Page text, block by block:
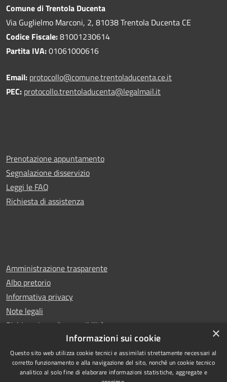
Comune di Trentola Ducenta
Via Guglielmo Marconi, 2, 81038 Trentola Ducenta CE
Codice Fiscale:81001230614
Partita IVA:01061000616
Email: protocollo@comune.trentoladucenta.ce.it
PEC: protocollo.trentoladucenta@legalmail.it
Prenotazione appuntamento
Segnalazione disservizio
Leggi le FAQ
Richiesta di assistenza
Amministrazione trasparente
Albo pretorio
Informativa privacy
Note legali
Dichiarazione di accessibilità
RSS Copyright © 2025 Comune di
×
Informazioni sui cookie
Questo sito web utilizza cookie tecnici e assimilati strettamente necessari al
corretto funzionamento e alla navigazione del sito, nonché un cookie tecnico
analitico al solo fine di elaborare informazioni statistiche, aggregate e